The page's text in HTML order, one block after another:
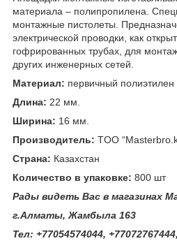
материала – полипропилена.
монтажные пистолеты.
электрической проводки, как
гофрированных трубах, для
других инженерных сетей.
Материал: первичный полиэтилен
Длина: 22 мм.
Ширина: 16 мм.
Производитель: TOO
Страна: Казахстан
Количество в упаковке: 800 шт
Рады видеть Вас в магазинах
г.Алматы, Жамбыла 163
Тел: +77054574044,